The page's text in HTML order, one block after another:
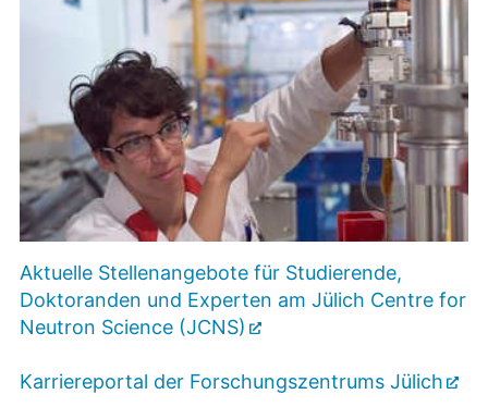
Aktuelle Stellenangebote für Studierende,
Doktoranden und Experten am Jülich Centre for
Neutron Science (JCNS)
Karriereportal der Forschungszentrums Jülich